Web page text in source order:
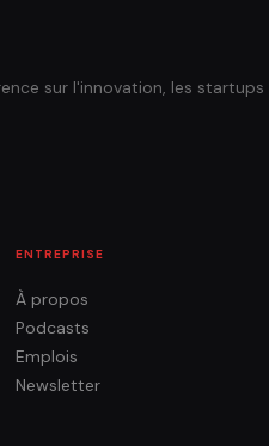
sur l'innovation, les startups
ENTREPRISE
À propos
Podcasts
Emplois
Newsletter